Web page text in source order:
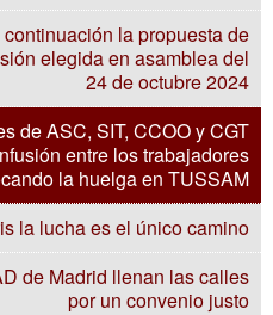
la propuesta de
elegida en asamblea del
24 de octubre 2024
de ASC, SIT, CCOO y CGT
entre los trabajadores
la huelga en TUSSAM
la lucha es el único camino
de Madrid llenan las calles
por un convenio justo